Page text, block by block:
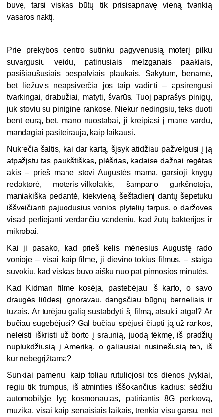
buvę, tarsi viskas būtų tik prisisapnavę vieną tvankią
vasaros naktį.
Prie prekybos centro sutinku pagyvenusią moterį pilku
suvargusiu veidu, patinusiais melzganais paakiais,
pasišiaušusiais bespalviais plaukais. Sakytum, benamė,
bet liežuvis neapsiverčia jos taip vadinti – apsirengusi
tvarkingai, drabužiai, matyti, švarūs. Tuoj paprašys pinigų,
juk stoviu su pinigine rankose. Niekur nedingsiu, teks duoti
bent eurą, bet, mano nuostabai, ji kreipiasi į mane vardu,
mandagiai pasiteirauja, kaip laikausi.
Nukrečia šaltis, kai dar kartą, šįsyk atidžiau pažvelgusi į ją
atpažįstu tas paukštiškas, plėšrias, kadaise dažnai regėtas
akis – prieš mane stovi Augustės mama, garsioji knygų
redaktorė, moteris-vilkolakis, šampano gurkšnotoja,
maniakiška pedantė, kiekvieną šeštadienį dantų šepetuku
iššveičianti pajuodusius vonios plytelių tarpus, o daržoves
visad perliejanti verdančiu vandeniu, kad žūtų bakterijos ir
mikrobai.
Kai ji pasako, kad prieš kelis mėnesius Augustę rado
vonioje – visai kaip filme, ji dievino tokius filmus, – staiga
suvokiu, kad viskas buvo aišku nuo pat pirmosios minutės.
Kad Kidman filme kosėja, pastebėjau iš karto, o savo
draugės liūdesį ignoravau, dangsčiau būgnų berneliais ir
tūzais. Ar turėjau galią sustabdyti šį filmą, atsukti atgal? Ar
būčiau sugebėjusi? Gal būčiau spėjusi čiupti ją už rankos,
neleisti iškristi už borto į sraunią, juodą tėkmę, iš pradžių
nuplukdžiusią į Ameriką, o galiausiai nusinešusią ten, iš
kur nebegrįžtama?
Sunkiai pamenu, kaip toliau rutuliojosi tos dienos įvykiai,
regiu tik trumpus, iš atminties iššokančius kadrus: sėdžiu
automobilyje lyg kosmonautas, patiriantis 8G perkrovą,
muzika, visai kaip senaisiais laikais, trenkia visu garsu, net